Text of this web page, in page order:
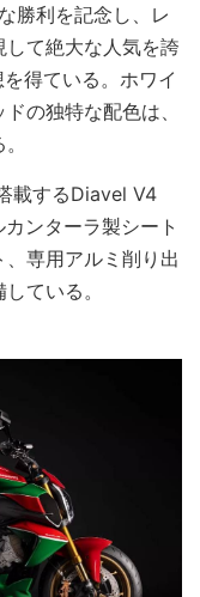
勝利を記念し、レ
て絶大な人気を誇
得ている。ホワイ
の独特な配色は、
載するDiavel V4
ンターラ製シート
専用アルミ削り出
ている。